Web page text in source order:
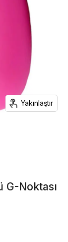
Yakınlaştır
G-Noktası